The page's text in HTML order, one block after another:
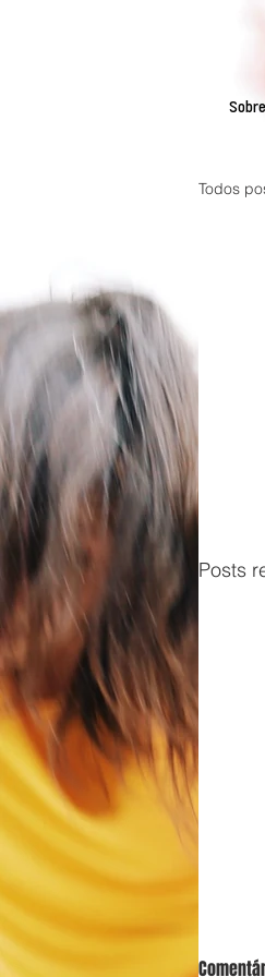
Todos
Posts